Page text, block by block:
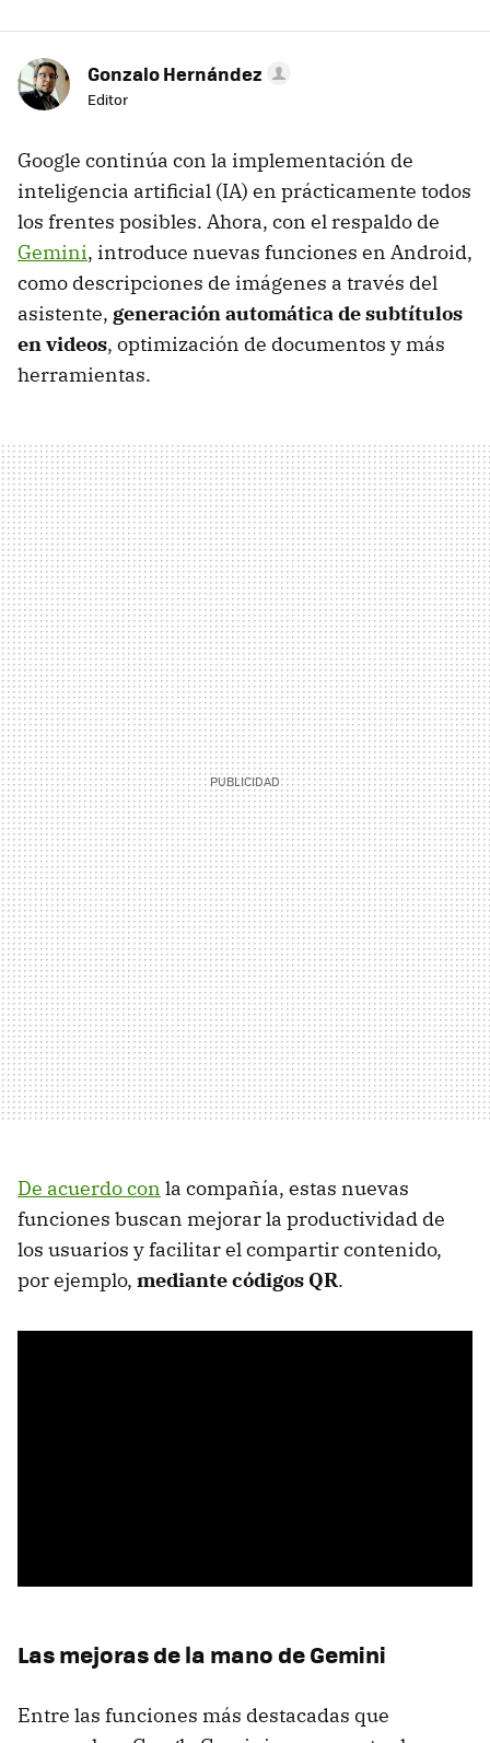
Gonzalo Hernández
Editor
Google continúa con la implementación de
inteligencia artificial (IA) en prácticamente todos
los frentes posibles. Ahora, con el respaldo de
Gemini, introduce nuevas funciones en Android,
como descripciones de imágenes a través del
asistente, generación automática de subtítulos
en videos, optimización de documentos y más
herramientas.
De acuerdo con la compañía, estas nuevas
funciones buscan mejorar la productividad de
los usuarios y facilitar el compartir contenido,
por ejemplo, mediante códigos QR.
Las mejoras de la mano de Gemini
Entre las funciones más destacadas que